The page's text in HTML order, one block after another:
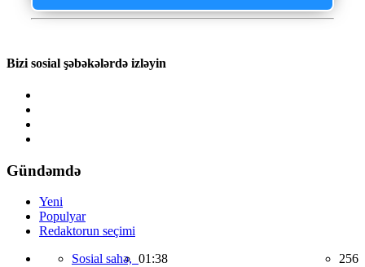
Bizi sosial şəbəkələrdə izləyin
Gündəmdə
Yeni
Populyar
Redaktorun seçimi
Sosial sahə, 01:38 256